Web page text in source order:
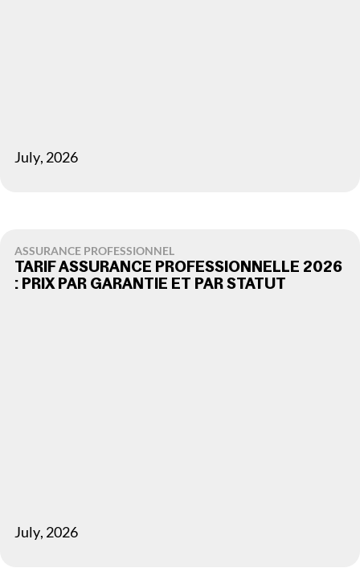
July, 2026
ASSURANCE PROFESSIONNEL
TARIF ASSURANCE PROFESSIONNELLE 2026
: PRIX PAR GARANTIE ET PAR STATUT
July, 2026